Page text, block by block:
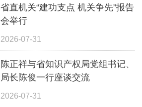
省直机关“建功支点 机关争先”报告
会举行
2026-07-31
陈正祥与省知识产权局党组书记、
局长陈俊一行座谈交流
2026-07-31